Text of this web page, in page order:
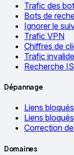
Trafic des
Bots de
Ignorer le
Trafic VPN
Chiffres de
Trafic
Recherche
Dépannage
Liens
Liens
Correction
Domaines